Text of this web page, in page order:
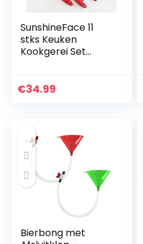
SunshineFace 11
stks Keuken
Kookgerei Set
Kookgerei
€34.99
Bierbong met